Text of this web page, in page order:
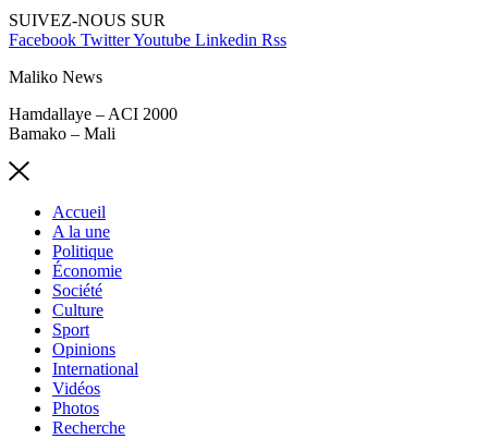
SUIVEZ-NOUS SUR
Facebook TwitterYoutube Linkedin Rss
Maliko News
Hamdallaye – ACI 2000
Bamako – Mali
Accueil
A la une
Politique
Économie
Société
Culture
Sport
Opinions
International
Vidéos
Photos
Recherche